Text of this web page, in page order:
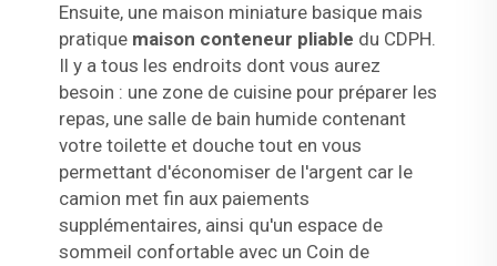
Ensuite, une maison miniature basique mais
pratique maison conteneur pliable du CDPH.
Il y a tous les endroits dont vous aurez
besoin : une zone de cuisine pour préparer les
repas, une salle de bain humide contenant
votre toilette et douche tout en vous
permettant d'économiser de l'argent car le
camion met fin aux paiements
supplémentaires, ainsi qu'un espace de
sommeil confortable avec un Coin de